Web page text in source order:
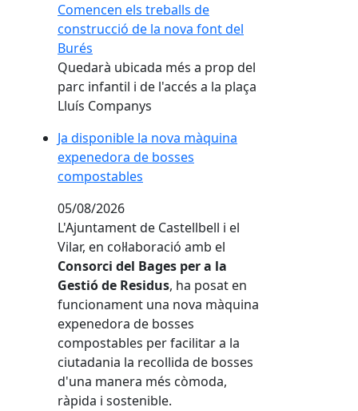
Comencen els treballs de
construcció de la nova font del
Burés
Quedarà ubicada més a prop del
parc infantil i de l'accés a la plaça
Lluís Companys
Ja disponible la nova màquina expenedora de
Ja disponible la nova màquina
expenedora de bosses
compostables
05/08/2026
L'Ajuntament de Castellbell i el
Vilar, en col·laboració amb el
Consorci del Bages per a la
Gestió de Residus, ha posat en
funcionament una nova màquina
expenedora de bosses
compostables per facilitar a la
ciutadania la recollida de bosses
d'una manera més còmoda,
ràpida i sostenible.